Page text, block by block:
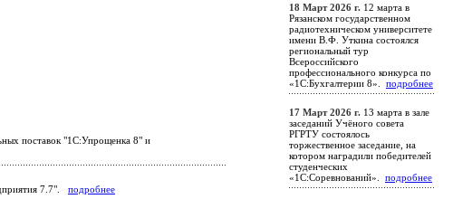
поставок "1С:Упрощенка 8" и
7.7". подробнее
18 Март 2026 г. 12 марта в
Рязанском государственном
радиотехническом университете
имени В.Ф. Уткина состоялся
региональный тур
Всероссийского
профессионального конкурса по
«1С:Бухгалтерии 8». подробнее
17 Март 2026 г. 13 марта в зале
заседаний Учёного совета
РГРТУ состоялось
торжественное заседание, на
котором наградили победителей
студенческих
«1С:Соревнований». подробнее